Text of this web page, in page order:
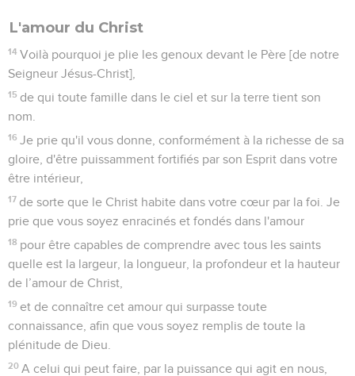
L'amour du Christ
14 Voilà pourquoi je plie les genoux devant le Père [de notre
Seigneur Jésus-Christ],
15 de qui toute famille dans le ciel et sur la terre tient son
nom.
16 Je prie qu'il vous donne, conformément à la richesse de sa
gloire, d'être puissamment fortifiés par son Esprit dans votre
être intérieur,
17 de sorte que le Christ habite dans votre cœur par la foi. Je
prie que vous soyez enracinés et fondés dans l'amour
18 pour être capables de comprendre avec tous les saints
quelle est la largeur, la longueur, la profondeur et la hauteur
de l’amour de Christ,
19 et de connaître cet amour qui surpasse toute
connaissance, afin que vous soyez remplis de toute la
plénitude de Dieu.
20 A celui qui peut faire, par la puissance qui agit en nous,